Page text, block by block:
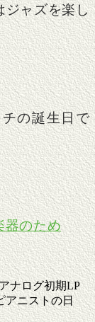
ジャズを楽し
の誕生日で
器のため
ナログ初期LP
アニストの日